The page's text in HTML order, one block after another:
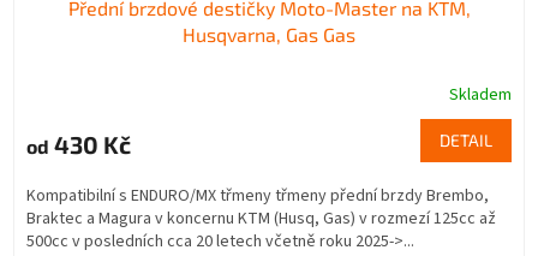
Přední brzdové destičky Moto-Master na KTM,
Husqvarna, Gas Gas
Skladem
od 430 Kč DETAIL
Kompatibilní s ENDURO/MX třmeny třmeny přední brzdy Brembo,
Braktec a Magura v koncernu KTM (Husq, Gas) v rozmezí 125cc až
500cc v posledních cca 20 letech včetně roku 2025->...